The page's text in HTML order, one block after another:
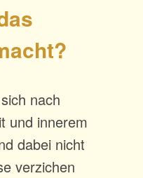
nach
und innerem
dabei nicht
verzichen